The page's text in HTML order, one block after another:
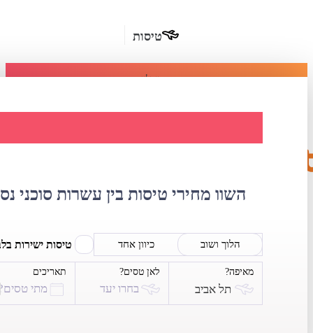
טיסות
מומלץ
בחו"ל
השכרת
רכב
השוו מחירי טיסות בין עשרות סוכני
הלוך ושוב כיוון אחד טיסות ישירות
מאיפה?
תל אביב
לאן טסים?
בחרו יעד
תאריכים
מתי